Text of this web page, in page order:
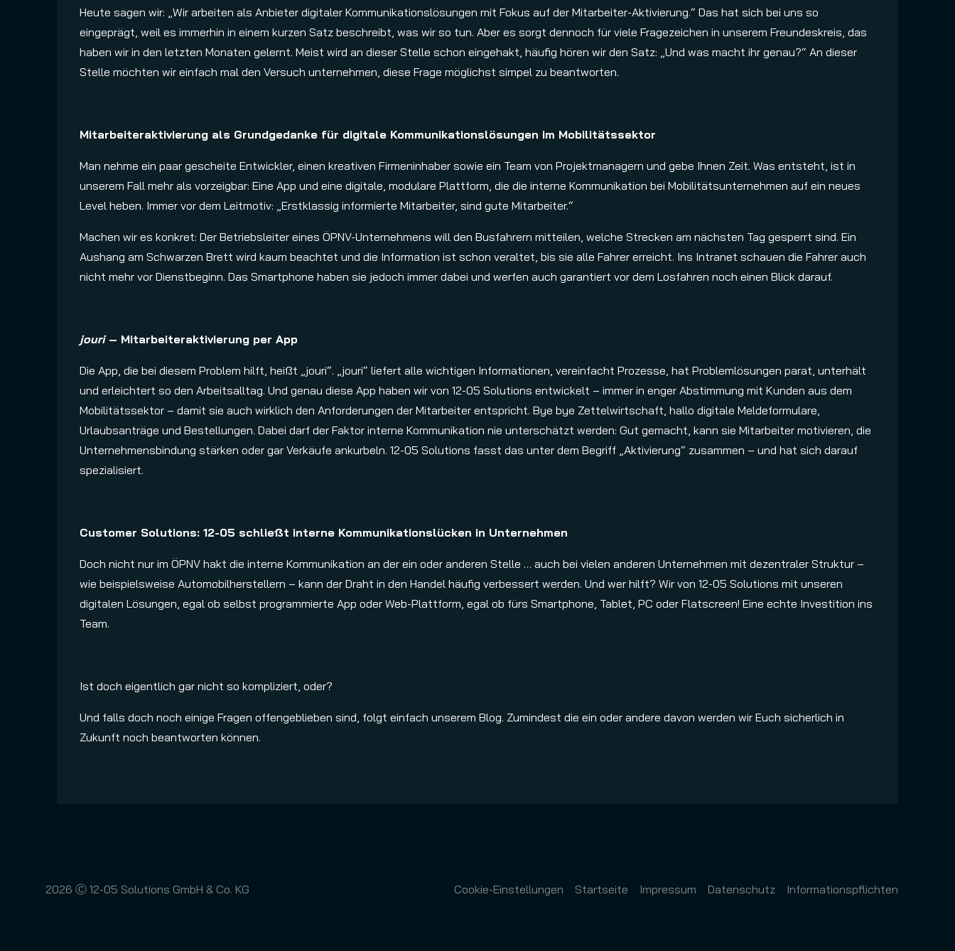
Heute sagen wir: „Wir arbeiten als Anbieter digitaler Kommunikationslösungen mit Fokus auf der Mitarbeiter-Aktivierung.“ Das hat sich bei uns so
eingeprägt, weil es immerhin in einem kurzen Satz beschreibt, was wir so tun. Aber es sorgt dennoch für viele Fragezeichen in unserem Freundeskreis, das
haben wir in den letzten Monaten gelernt. Meist wird an dieser Stelle schon eingehakt, häufig hören wir den Satz: „Und was macht ihr genau?“ An dieser
Stelle möchten wir einfach mal den Versuch unternehmen, diese Frage möglichst simpel zu beantworten.
Mitarbeiteraktivierung als Grundgedanke für digitale Kommunikationslösungen im Mobilitätssektor
Man nehme ein paar gescheite Entwickler, einen kreativen Firmeninhaber sowie ein Team von Projektmanagern und gebe Ihnen Zeit. Was entsteht, ist in
unserem Fall mehr als vorzeigbar: Eine App und eine digitale, modulare Plattform, die die interne Kommunikation bei Mobilitätsunternehmen auf ein neues
Level heben. Immer vor dem Leitmotiv: „Erstklassig informierte Mitarbeiter, sind gute Mitarbeiter.“
Machen wir es konkret: Der Betriebsleiter eines ÖPNV-Unternehmens will den Busfahrern mitteilen, welche Strecken am nächsten Tag gesperrt sind. Ein
Aushang am Schwarzen Brett wird kaum beachtet und die Information ist schon veraltet, bis sie alle Fahrer erreicht. Ins Intranet schauen die Fahrer auch
nicht mehr vor Dienstbeginn. Das Smartphone haben sie jedoch immer dabei und werfen auch garantiert vor dem Losfahren noch einen Blick darauf.
jouri– Mitarbeiteraktivierung per App
Die App, die bei diesem Problem hilft, heißt „jouri“. „jouri“ liefert alle wichtigen Informationen, vereinfacht Prozesse, hat Problemlösungen parat, unterhält
und erleichtert so den Arbeitsalltag. Und genau diese App haben wir von 12-05 Solutions entwickelt – immer in enger Abstimmung mit Kunden aus dem
Mobilitätssektor – damit sie auch wirklich den Anforderungen der Mitarbeiter entspricht. Bye bye Zettelwirtschaft, hallo digitale Meldeformulare,
Urlaubsanträge und Bestellungen. Dabei darf der Faktor interne Kommunikation nie unterschätzt werden: Gut gemacht, kann sie Mitarbeiter motivieren, die
Unternehmensbindung stärken oder gar Verkäufe ankurbeln. 12-05 Solutions fasst das unter dem Begriff „Aktivierung“ zusammen – und hat sich darauf
spezialisiert.
Customer Solutions: 12-05 schließt interne Kommunikationslücken in Unternehmen
Doch nicht nur im ÖPNV hakt die interne Kommunikation an der ein oder anderen Stelle … auch bei vielen anderen Unternehmen mit dezentraler Struktur –
wie beispielsweise Automobilherstellern – kann der Draht in den Handel häufig verbessert werden. Und wer hilft? Wir von 12-05 Solutions mit unseren
digitalen Lösungen, egal ob selbst programmierte App oder Web-Plattform, egal ob fürs Smartphone, Tablet, PC oder Flatscreen! Eine echte Investition ins
Team.
Ist doch eigentlich gar nicht so kompliziert, oder?
Und falls doch noch einige Fragen offengeblieben sind, folgt einfach unserem Blog. Zumindest die ein oder andere davon werden wir Euch sicherlich in
Zukunft noch beantworten können.
2026 Ⓒ 12-05 Solutions GmbH & Co. KG Cookie-Einstellungen Startseite Impressum Datenschutz Informationspflichten